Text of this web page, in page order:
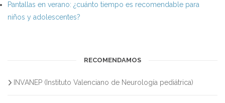
Pantallas en verano: ¿cuánto tiempo es recomendable para
niños y adolescentes?
RECOMENDAMOS
INVANEP (Instituto Valenciano de Neurología pediátrica)